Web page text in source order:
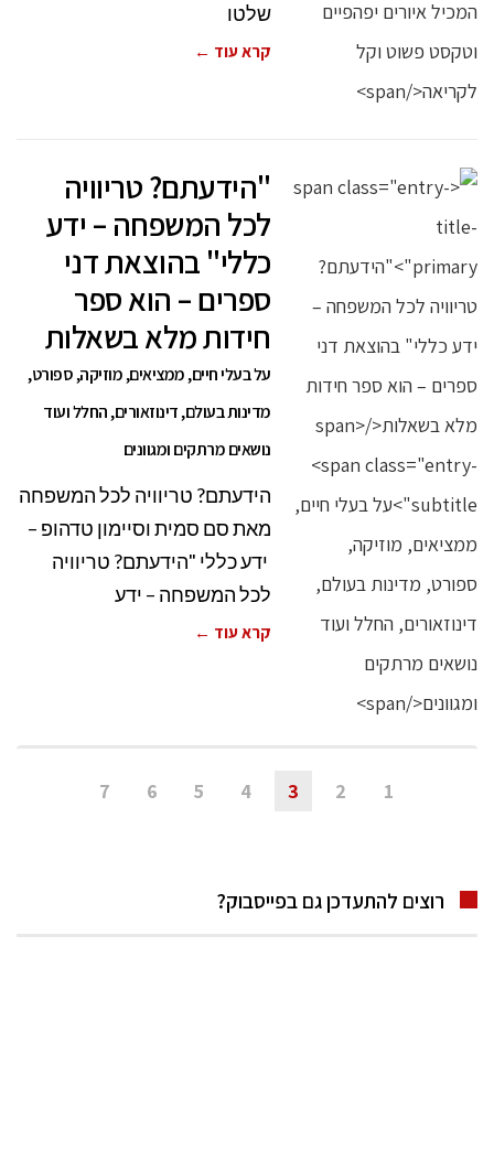
שלטו
קרא עוד ←
"הידעתם? טריוויה
לכל המשפחה – ידע
כללי" בהוצאת דני
ספרים – הוא ספר
חידות מלא בשאלות
על בעלי חיים, ממציאים, מוזיקה, ספורט,
מדינות בעולם, דינוזאורים, החלל ועוד
נושאים מרתקים ומגוונים
הידעתם? טריוויה לכל המשפחה
מאת סם סמית וסיימון טדהופ –
ידע כללי "הידעתם? טריוויה
לכל המשפחה – ידע
קרא עוד ←
1
2
3
4
5
6
7
רוצים להתעדכן גם בפייסבוק?